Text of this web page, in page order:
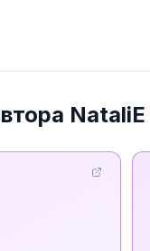
NataliE